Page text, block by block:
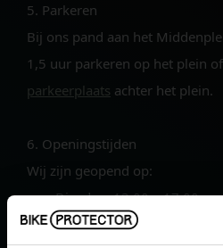
5. Parkeren
Bij ons pand aan het
1,5 uur parkeren op het plein
parkeerplaats achter het plein.
6. Openingstijden
Wij zijn geopend op:
Dinsdag: 13:00 – 17:00
Woensdag: 09:00 – 17:00